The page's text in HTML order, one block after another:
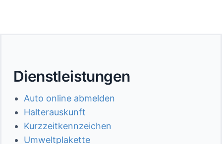
Dienstleistungen
Auto online abmelden
Halterauskunft
Kurzzeitkennzeichen
Umweltplakette